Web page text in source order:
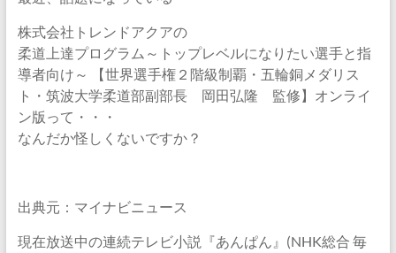
株式会社トレンドアクアの
柔道上達プログラム～トップレベルになりたい選手と指
導者向け～ 【世界選手権２階級制覇・五輪銅メダリス
ト・筑波大学柔道部副部長 岡田弘隆 監修】オンライ
ン版って・・・
なんだか怪しくないですか？
出典元：マイナビニュース
現在放送中の連続テレビ小説『あんぱん』(NHK総合 毎